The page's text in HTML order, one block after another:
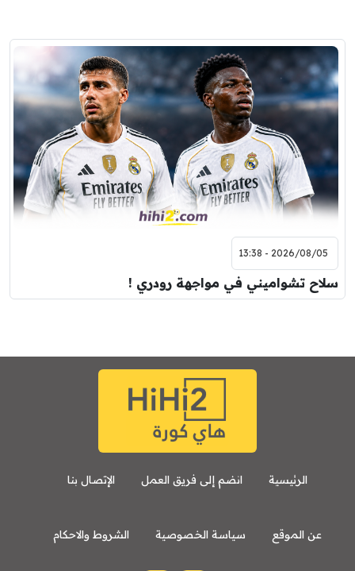
2026/08/05 - 13:38
سلاح تشواميني في مواجهة رودري !
الرئيسية انضم إلى فريق العمل الإتصال بنا
عن الموقع سياسة الخصوصية الشروط والاحكام